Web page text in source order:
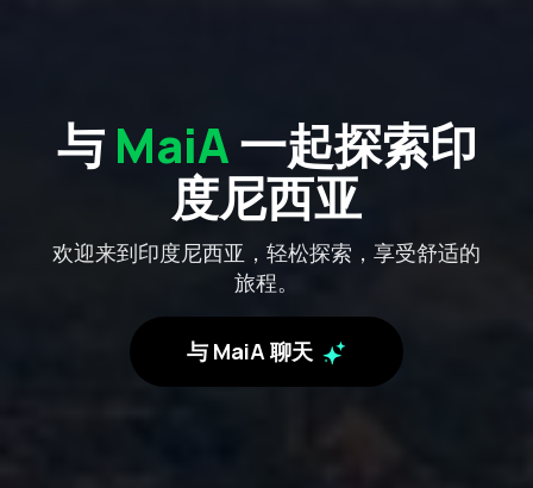
与 MaiA一起探索印
度尼西亚
欢迎来到印度尼西亚，轻松探索，享受舒适的
旅程。
与 MaiA 聊天